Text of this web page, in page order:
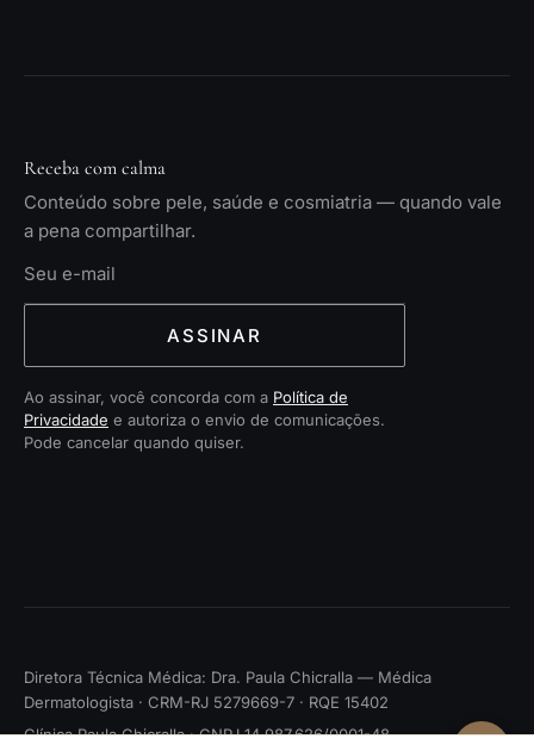
Receba com calma
Conteúdo sobre pele, saúde e cosmiatria — quando vale
a pena compartilhar.
ASSINAR
Ao assinar, você concorda com a Política de
Privacidade e autoriza o envio de comunicações.
Pode cancelar quando quiser.
Diretora Técnica Médica: Dra. Paula Chicralla — Médica
Dermatologista · CRM-RJ 5279669-7 · RQE 15402
Clínica Paula Chicralla · CNPJ 14.987.626/0001-48